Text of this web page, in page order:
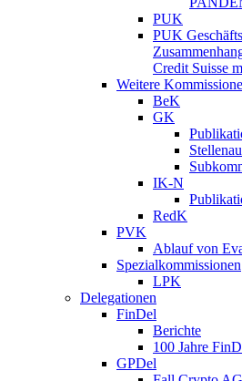
PUK
PUK
Credit Suisse
Weitere
BeK
GK
IK-N
RedK
PVK
Ablauf von
Spezialkommissionen
LPK
Delegationen
FinDel
Berichte
100 Jahre
GPDel